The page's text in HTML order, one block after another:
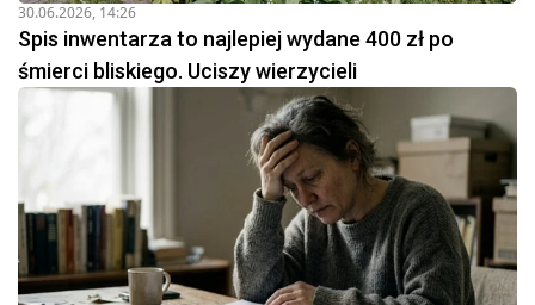
30.06.2026, 14:26
Spis inwentarza to najlepiej wydane 400 zł po
śmierci bliskiego. Uciszy wierzycieli